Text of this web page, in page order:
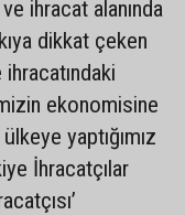
ihracat alanında
dikkat çeken
ekonomisine
yaptığımız
İhracatçılar